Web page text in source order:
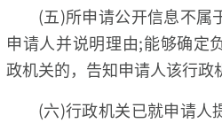
(五)所申请公开信息不属
申请人并说明理由;能够确定
政机关的，告知申请人该行政
(六)行政机关已就申请人